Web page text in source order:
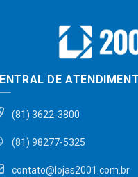
DE
(81) 3622-3800
(81) 98277-5325
contato@lojas2001.com.br